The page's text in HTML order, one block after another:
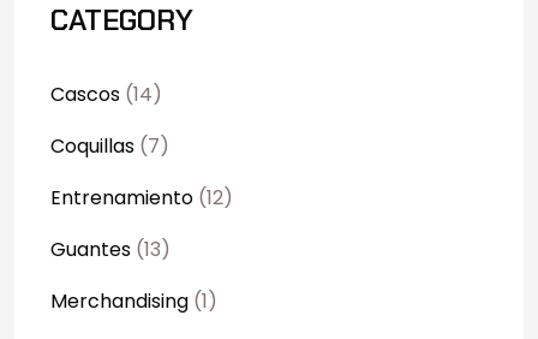
CATEGORY
Cascos (14)
Coquillas (7)
Entrenamiento (12)
Guantes (13)
Merchandising (1)